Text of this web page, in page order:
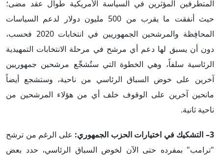
المتطرفين المؤثرين في السياسة الأمريكية طوال عقد مضى؛
حيث أنفقت ما يقرب من 500 مليون دولار لدعم السياسات
المحافِظة والمرشحين الجمهوريين في انتخابات 2020 فحسب،
دون أن يسبق لها دعم أي مرشح في مرحلة الانتخابات التمهيدية
الرئاسية سلفاً، وهي الخطوة التي ستُشجِّع مرشحين جمهوريين
آخرين على خوض السباق الرئاسي من ناحية، وستشجع أيضاً
مانحين آخرين على الوقوف خلف أي من هؤلاء المرشحين من
ناحية ثانية.
3– التشكيك في اختيارات الحزب الجمهوري:
على الرغم من ترشح
"ترامب" بمفرده حتى الآن لخوض السباق الرئاسي، حدد بعض